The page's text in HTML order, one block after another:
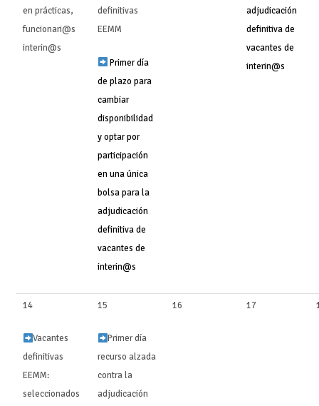
en prácticas,
funcionari@s
interin@s ‍‍
definitivas
EEMM
Primer día
de plazo para
cambiar
disponibilidad
y optar por
participación
en una única
bolsa para la
adjudicación
definitiva de
vacantes de
interin@s
adjudicación
definitiva de
vacantes de
interin@s
14
Vacantes
definitivas
EEMM:
seleccionados
15
Primer día
recurso alzada
contra la
adjudicación
16 17